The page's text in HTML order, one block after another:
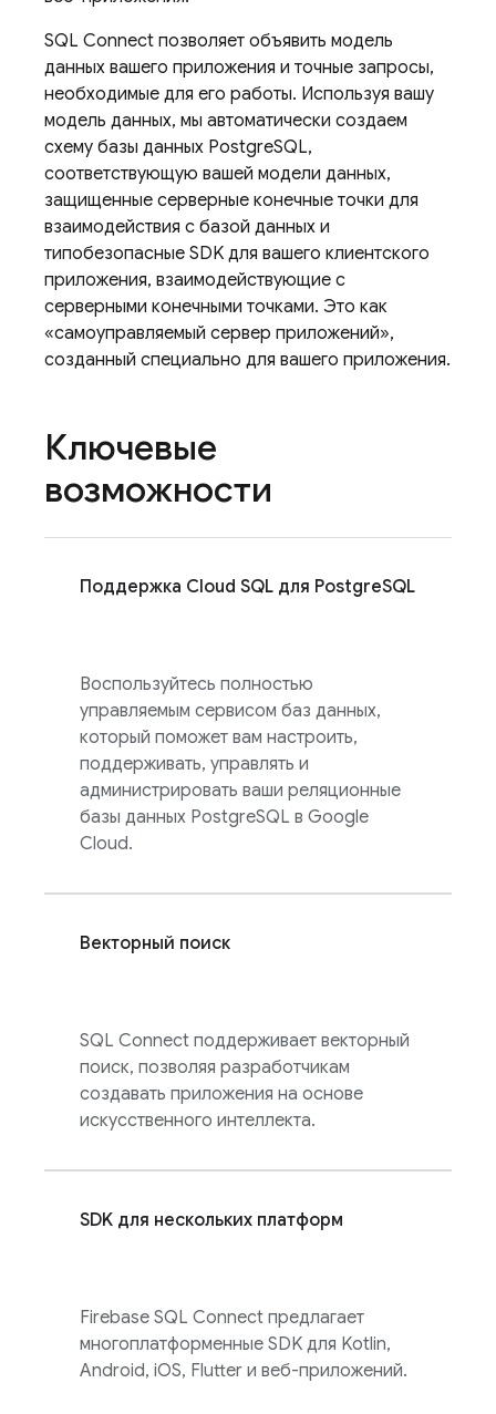
SQL Connect позволяет объявить модель
данных вашего приложения и точные запросы,
необходимые для его работы. Используя вашу
модель данных, мы автоматически создаем
схему базы данных PostgreSQL,
соответствующую вашей модели данных,
защищенные серверные конечные точки для
взаимодействия с базой данных и
типобезопасные SDK для вашего клиентского
приложения, взаимодействующие с
серверными конечными точками. Это как
«самоуправляемый сервер приложений»,
созданный специально для вашего приложения.
Ключевые
возможности
Поддержка Cloud SQL для PostgreSQL
Воспользуйтесь полностью
управляемым сервисом баз данных,
который поможет вам настроить,
поддерживать, управлять и
администрировать ваши реляционные
базы данных PostgreSQL в Google
Cloud.
Векторный поиск
SQL Connect поддерживает векторный
поиск, позволяя разработчикам
создавать приложения на основе
искусственного интеллекта.
SDK для нескольких платформ
Firebase SQL Connect предлагает
многоплатформенные SDK для Kotlin,
Android, iOS, Flutter и веб-приложений.